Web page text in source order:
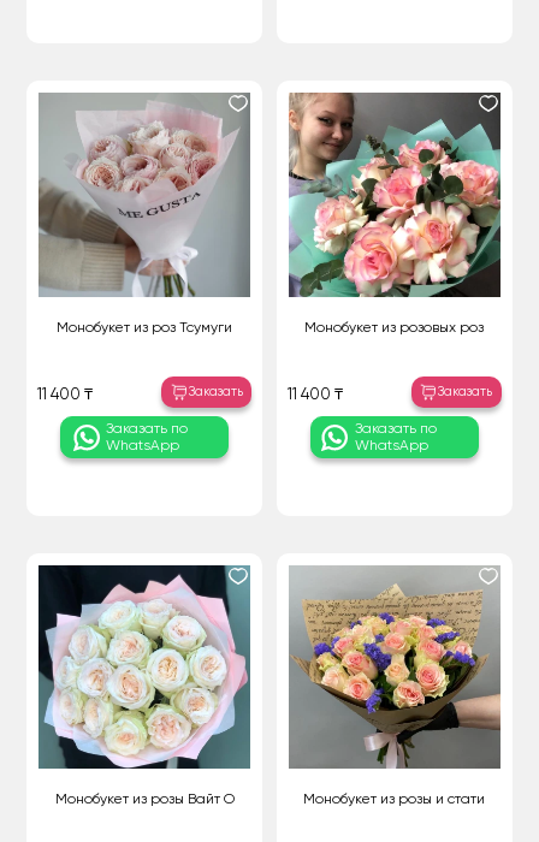
Монобукет из роз Тсумуги
11 400 ₸ Заказать
Заказать по
WhatsApp
Монобукет из розовых роз
11 400 ₸ Заказать
Заказать по
WhatsApp
Монобукет из розы Вайт О Монобукет из розы и стати